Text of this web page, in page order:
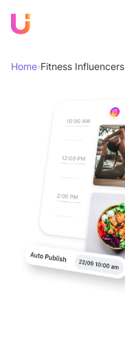
Home›Fitness Influencers